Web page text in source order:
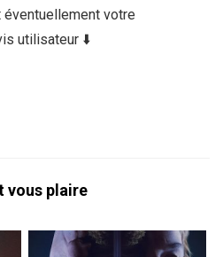
éventuellement votre
utilisateur ⬇️
vous plaire